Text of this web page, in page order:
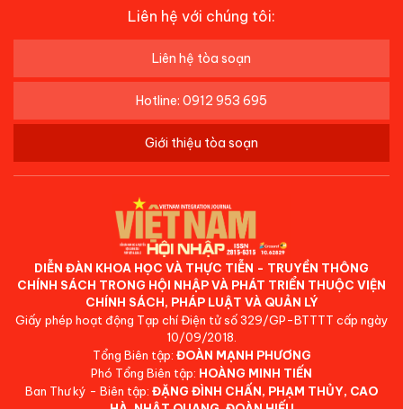
Liên hệ với chúng tôi:
Liên hệ tòa soạn
Hotline: 0912 953 695
Giới thiệu tòa soạn
DIỄN ĐÀN KHOA HỌC VÀ THỰC TIỄN - TRUYỀN THÔNG
CHÍNH SÁCH TRONG HỘI NHẬP VÀ PHÁT TRIỂN THUỘC VIỆN
CHÍNH SÁCH, PHÁP LUẬT VÀ QUẢN LÝ
Giấy phép hoạt động Tạp chí Điện tử số 329/GP-BTTTT cấp ngày
10/09/2018.
Tổng Biên tập: ĐOÀN MẠNH PHƯƠNG
Phó Tổng Biên tập: HOÀNG MINH TIẾN
Ban Thư ký - Biên tập: ĐẶNG ĐÌNH CHẤN, PHẠM THỦY, CAO